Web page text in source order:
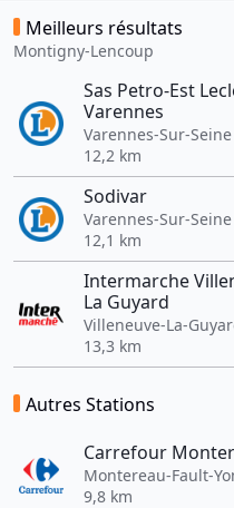
Meilleurs résultats
Montigny-Lencoup
Sas Petro-Est
Varennes
Varennes-Sur-Seine
12,2 km
Sodivar
Varennes-Sur-Seine
12,1 km
Intermarche
La Guyard
Villeneuve-La-
13,3 km
Autres Stations
Carrefour
Montereau-Fault-
9,8 km